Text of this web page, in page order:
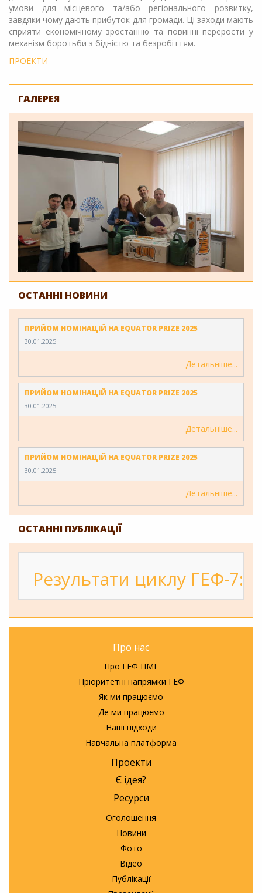
умови для місцевого та/або регіонального розвитку,
завдяки чому дають прибуток для громади. Ці заходи мають
сприяти економічному зростанню та повинні перерости у
механізм боротьби з бідністю та безробіттям.
ПРОЕКТИ
ГАЛЕРЕЯ
ОСТАННІ НОВИНИ
ПРИЙОМ НОМІНАЦІЙ НА EQUATOR PRIZE 2025
30.01.2025
Детальніше
ПРИЙОМ НОМІНАЦІЙ НА EQUATOR PRIZE 2025
30.01.2025
Детальніше
ПРИЙОМ НОМІНАЦІЙ НА EQUATOR PRIZE 2025
30.01.2025
Детальніше
ОСТАННІ ПУБЛІКАЦІЇ
Результати циклу ГЕФ-7:
Про нас
Про ГЕФ ПМГ
Пріоритетні напрямки ГЕФ
Як ми працюємо
Де ми працюємо
Наші підходи
Навчальна платформа
Проекти
Є ідея?
Ресурси
Оголошення
Новини
Фото
Відео
Публікації